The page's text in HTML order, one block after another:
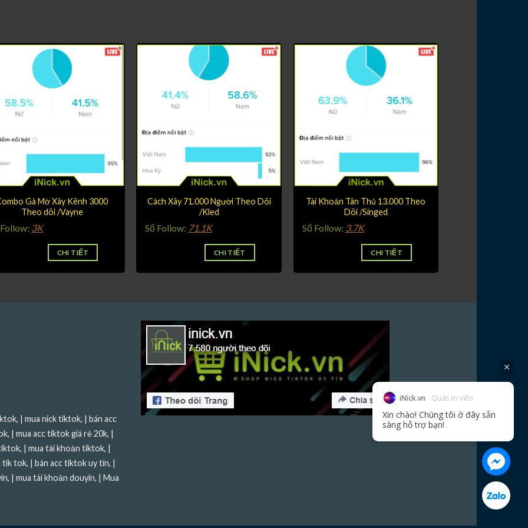
Gà Mờ Xây Kênh 3000
Theo dõi /Vayne
3K
CHI TIẾT
Cách Xây 71.000 Người Theo Dõi
/Kled
Số Follow: 71.1K
CHI TIẾT
Tài Khoản Tân Thủ 13.000 Theo
Dõi /Singed
Số Follow: 3.7K
CHI TIẾT
, | mua nick tiktok, | bán acc
, | mua acc tiktok giá rẻ 20k, |
, | mua tài khoản tiktok, |
tik tok, | bán acc tiktok uy tín, |
, | mua tài khoản douyin, | Mua
iNick.vn Quản trị viên
Xin chào! Chúng tôi ở đây sẵn
sàng hỗ trợ bạn!